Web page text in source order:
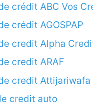
crédit ABC Vos
crédit AGOSPAP
credit Alpha
credit ARAF
credit Attijariwafa
credit auto